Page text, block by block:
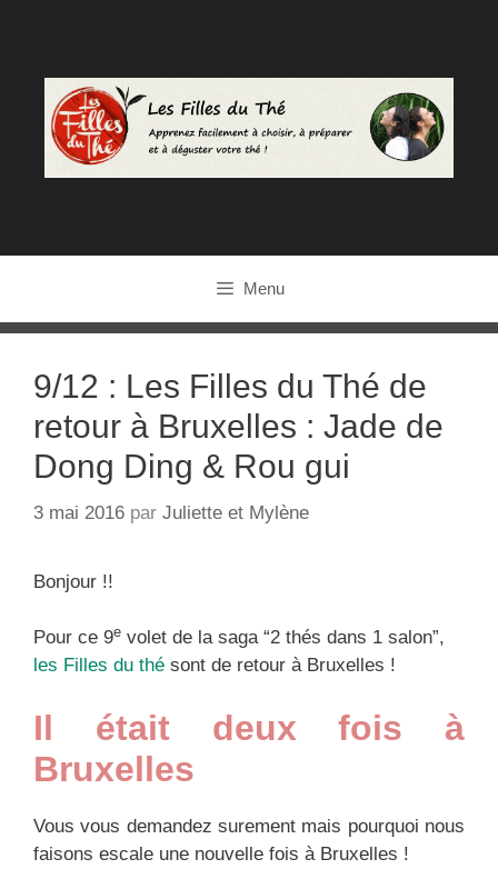
Menu
9/12 : Les Filles du Thé de
retour à Bruxelles : Jade de
Dong Ding & Rou gui
3 mai 2016 par Juliette et Mylène
Bonjour !!
Pour ce 9e volet de la saga “2 thés dans 1 salon”,
les Filles du thé sont de retour à Bruxelles !
Il était deux fois à
Bruxelles
Vous vous demandez surement mais pourquoi nous
faisons escale une nouvelle fois à Bruxelles !